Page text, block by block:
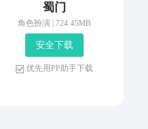
蜀门
角色扮演 724.45MB
安 全 下 载
优 先 用 P P 助 手 下 载